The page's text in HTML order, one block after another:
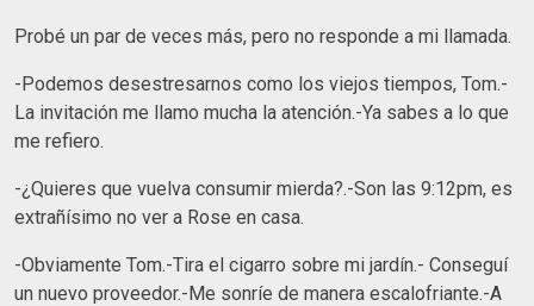
Probé un par de veces más, pero no responde a mi llamada.
-Podemos desestresarnos como los viejos tiempos, Tom.-
La invitación me llamo mucha la atención.-Ya sabes a lo que
me refiero.
-¿Quieres que vuelva consumir mierda?.-Son las 9:12pm, es
extrañísimo no ver a Rose en casa.
-Obviamente Tom.-Tira el cigarro sobre mi jardín.- Conseguí
un nuevo proveedor.-Me sonríe de manera escalofriante.-A